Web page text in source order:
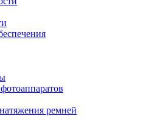
ремней